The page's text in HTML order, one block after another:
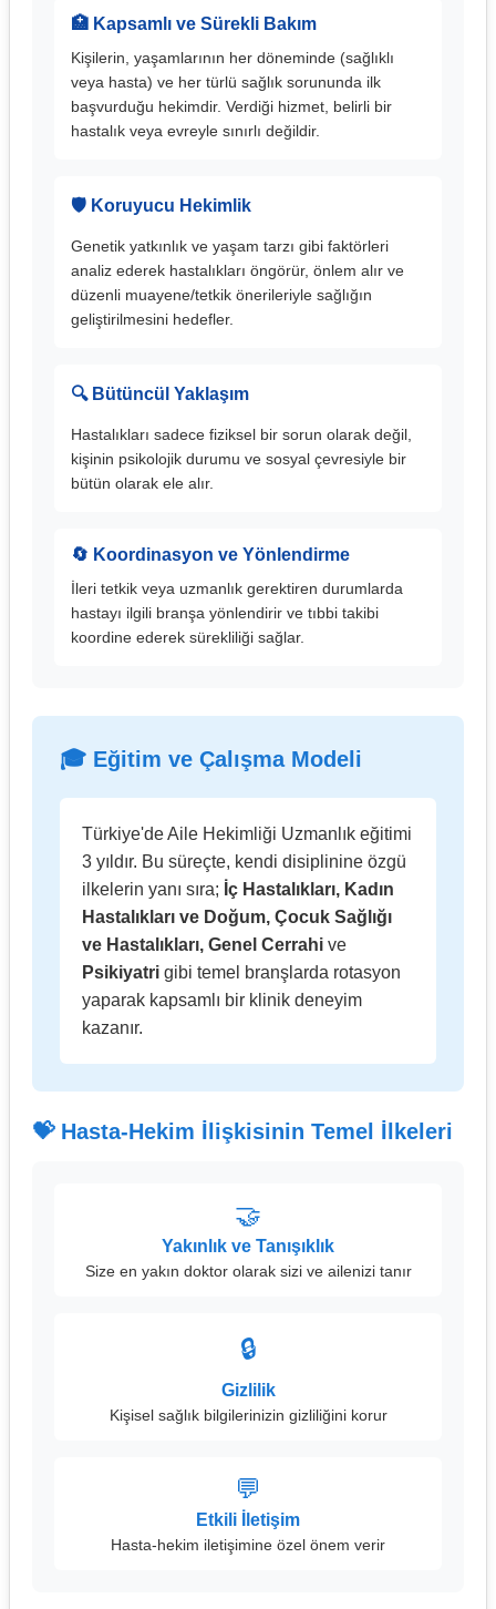
🏥 Kapsamlı ve Sürekli Bakım
Kişilerin, yaşamlarının her döneminde (sağlıklı
veya hasta) ve her türlü sağlık sorununda ilk
başvurduğu hekimdir. Verdiği hizmet, belirli bir
hastalık veya evreyle sınırlı değildir.
🛡️ Koruyucu Hekimlik
Genetik yatkınlık ve yaşam tarzı gibi faktörleri
analiz ederek hastalıkları öngörür, önlem alır ve
düzenli muayene/tetkik önerileriyle sağlığın
geliştirilmesini hedefler.
🔍 Bütüncül Yaklaşım
Hastalıkları sadece fiziksel bir sorun olarak değil,
kişinin psikolojik durumu ve sosyal çevresiyle bir
bütün olarak ele alır.
🔄 Koordinasyon ve Yönlendirme
İleri tetkik veya uzmanlık gerektiren durumlarda
hastayı ilgili branşa yönlendirir ve tıbbi takibi
koordine ederek sürekliliği sağlar.
🎓 Eğitim ve Çalışma Modeli
Türkiye'de Aile Hekimliği Uzmanlık eğitimi
3 yıldır. Bu süreçte, kendi disiplinine özgü
ilkelerin yanı sıra; İç Hastalıkları, Kadın
Hastalıkları ve Doğum, Çocuk Sağlığı
ve Hastalıkları, Genel Cerrahi ve
Psikiyatri gibi temel branşlarda rotasyon
yaparak kapsamlı bir klinik deneyim
kazanır.
💝 Hasta-Hekim İlişkisinin Temel İlkeleri
🤝
Yakınlık ve Tanışıklık
Size en yakın doktor olarak sizi ve ailenizi tanır
🔒
Gizlilik
Kişisel sağlık bilgilerinizin gizliliğini korur
💬
Etkili İletişim
Hasta-hekim iletişimine özel önem verir